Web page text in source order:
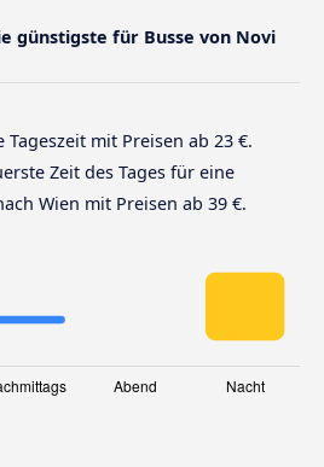
günstigste für Busse von Novi
mit Preisen ab 23 €.
Zeit des Tages für eine
Wien mit Preisen ab 39 €.